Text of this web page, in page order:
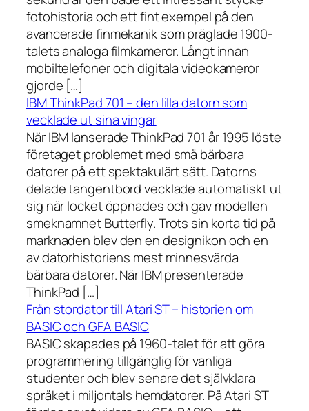
fotohistoria och ett fint exempel på den
avancerade finmekanik som präglade 1900-
talets analoga filmkameror. Långt innan
mobiltelefoner och digitala videokameror
gjorde […]
IBM ThinkPad 701 – den lilla datorn som
vecklade ut sina vingar
När IBM lanserade ThinkPad 701 år 1995 löste
företaget problemet med små bärbara
datorer på ett spektakulärt sätt. Datorns
delade tangentbord vecklade automatiskt ut
sig när locket öppnades och gav modellen
smeknamnet Butterfly. Trots sin korta tid på
marknaden blev den en designikon och en
av datorhistoriens mest minnesvärda
bärbara datorer. När IBM presenterade
ThinkPad […]
Från stordator till Atari ST – historien om
BASIC och GFA BASIC
BASIC skapades på 1960-talet för att göra
programmering tillgänglig för vanliga
studenter och blev senare det självklara
språket i miljontals hemdatorer. På Atari ST